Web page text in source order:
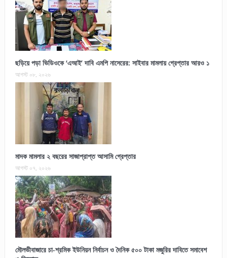
ছড়িয়ে পড়া ভিডিওকে ‘এআই’ দাবি এমপি নাসেরের: সাইবার মামলায় গ্রেপ্তার আরও ১
আগস্ট ০৮, ২০২৬
মাদক মামলার ২ বছরের সাজাপ্রাপ্ত আসামি গ্রেপ্তার
আগস্ট ০৭, ২০২৬
মৌলভীবাজারে চা-শ্রমিক ইউনিয়ন নির্বাচন ও দৈনিক ৫০০ টাকা মজুরির দাবিতে সমাবেশ